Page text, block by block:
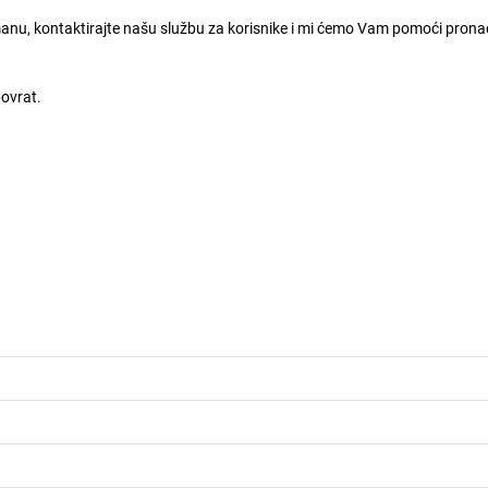
kontaktirajte našu službu za korisnike i mi ćemo Vam pomoći